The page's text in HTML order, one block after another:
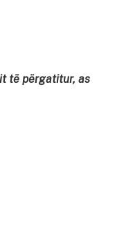
të përgatitur, as